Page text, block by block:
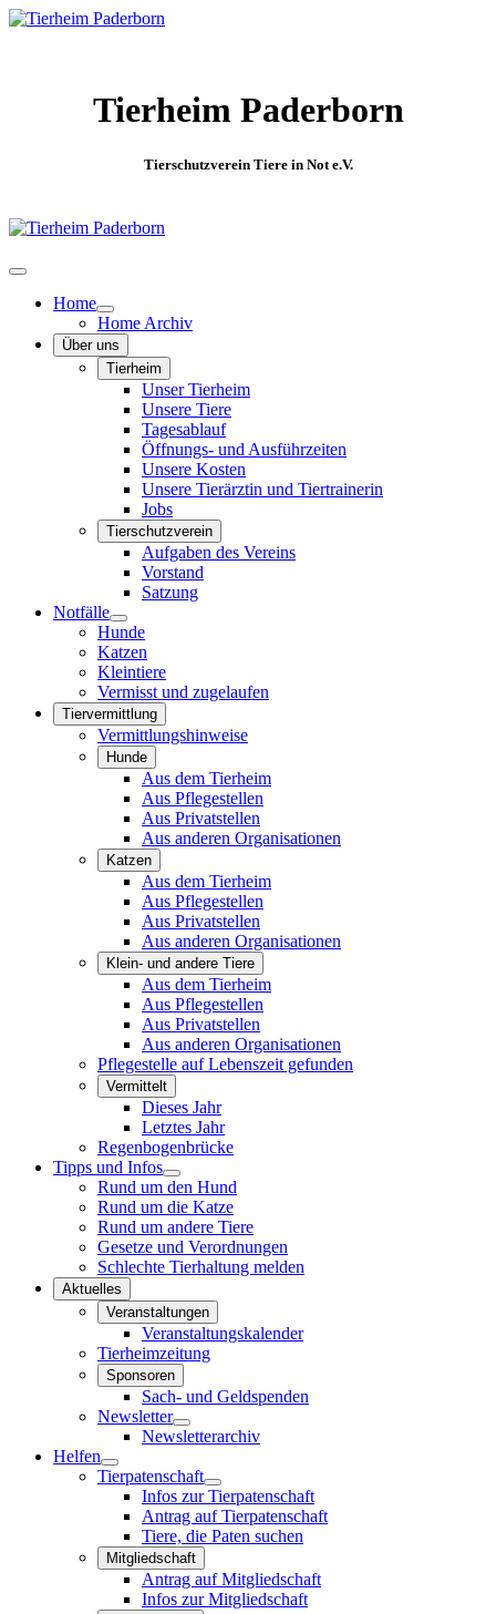
Tierheim Paderborn
Tierschutzverein Tiere in Not e.V.
Home
Home Archiv
Über uns
Tierheim
Unser Tierheim
Unsere Tiere
Tagesablauf
Öffnungs- und Ausführzeiten
Unsere Kosten
Unsere Tierärztin und Tiertrainerin
Jobs
Tierschutzverein
Aufgaben des Vereins
Vorstand
Satzung
Notfälle
Hunde
Katzen
Kleintiere
Vermisst und zugelaufen
Tiervermittlung
Vermittlungshinweise
Hunde
Aus dem Tierheim
Aus Pflegestellen
Aus Privatstellen
Aus anderen Organisationen
Katzen
Aus dem Tierheim
Aus Pflegestellen
Aus Privatstellen
Aus anderen Organisationen
Klein- und andere Tiere
Aus dem Tierheim
Aus Pflegestellen
Aus Privatstellen
Aus anderen Organisationen
Pflegestelle auf Lebenszeit gefunden
Vermittelt
Dieses Jahr
Letztes Jahr
Regenbogenbrücke
Tipps und Infos
Rund um den Hund
Rund um die Katze
Rund um andere Tiere
Gesetze und Verordnungen
Schlechte Tierhaltung melden
Aktuelles
Veranstaltungen
Veranstaltungskalender
Tierheimzeitung
Sponsoren
Sach- und Geldspenden
Newsletter
Newsletterarchiv
Helfen
Tierpatenschaft
Infos zur Tierpatenschaft
Antrag auf Tierpatenschaft
Tiere, die Paten suchen
Mitgliedschaft
Antrag auf Mitgliedschaft
Infos zur Mitgliedschaft